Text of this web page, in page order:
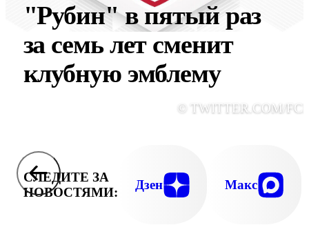
"Рубин" в пятый раз
за семь лет сменит
клубную эмблему
© TWITTER.COM/
СЛЕДИТЕ ЗА
НОВОСТЯМИ:
Дзен Макс